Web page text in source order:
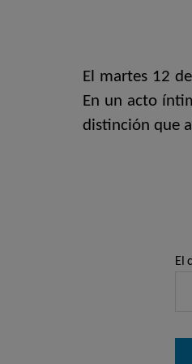
El martes 12
En un acto
distinción que
El